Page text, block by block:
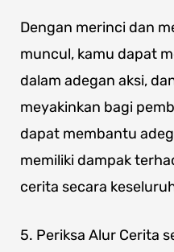
Dengan merinci dan
muncul, kamu dapat
dalam adegan aksi,
meyakinkan bagi
dapat membantu
memiliki dampak
cerita secara
5. Periksa Alur Cerita